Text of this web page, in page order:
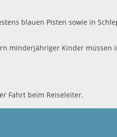
blauen Pisten sowie in
minderjähriger Kinder müssen
Fahrt beim Reiseleiter.